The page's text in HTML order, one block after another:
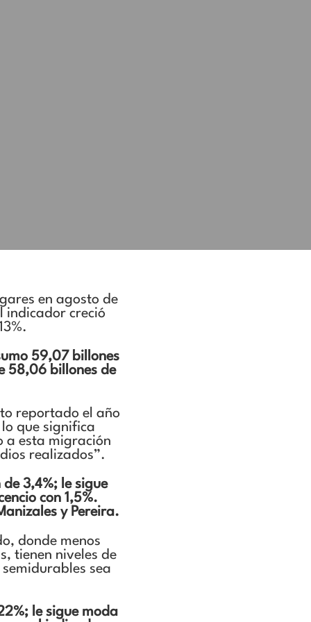
en agosto de
indicador creció
59,07 billones
58,06 billones de
reportado el año
que significa
a esta migración
realizados”.
3,4%; le sigue
con 1,5%.
y Pereira.
donde menos
tienen niveles de
sea
le sigue moda